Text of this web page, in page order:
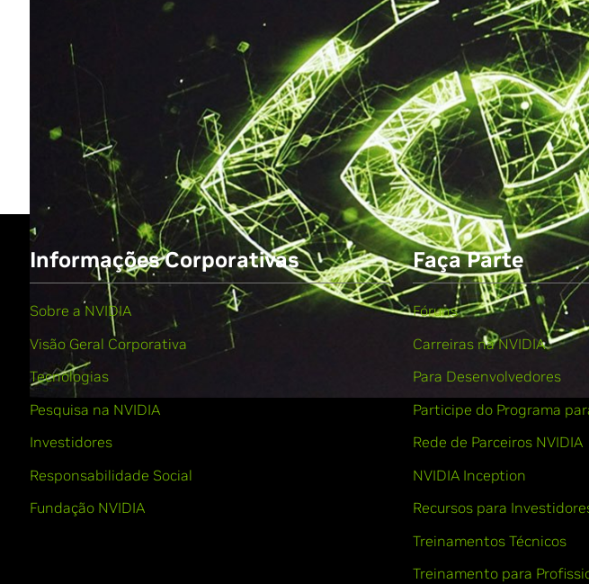
Informações Corporativas
Sobre a NVIDIA
Visão Geral Corporativa
Tecnologias
Pesquisa na NVIDIA
Investidores
Responsabilidade Social
Fundação NVIDIA
Faça Parte
Fóruns
Carreiras na NVIDIA
Para Desenvolvedores
Participe do Programa
Rede de Parceiros NVIDIA
NVIDIA Inception
Recursos para
Treinamentos Técnicos
Treinamento para